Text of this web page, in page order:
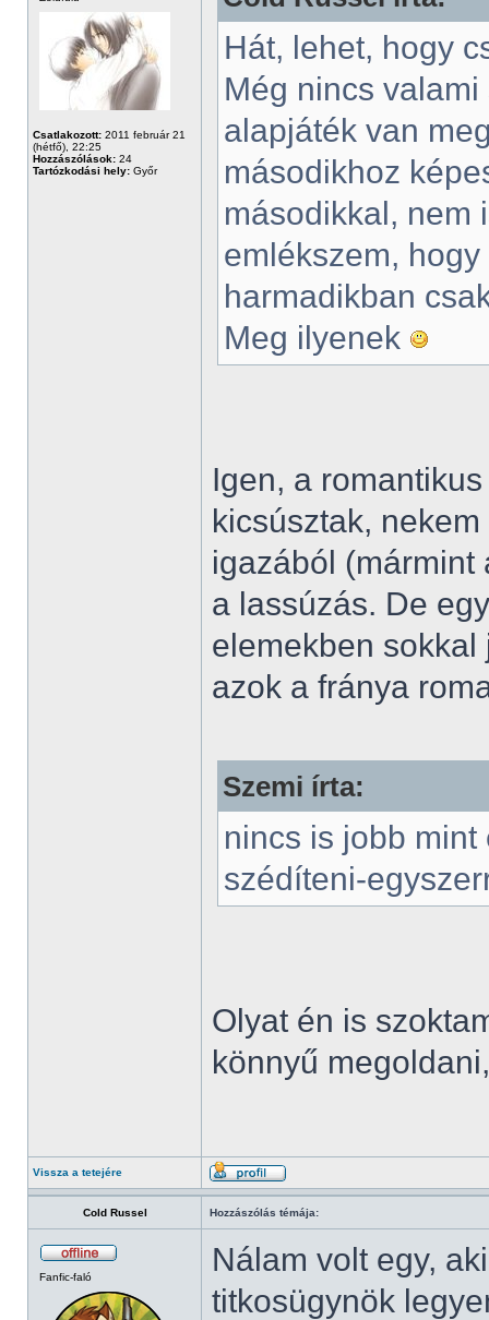
Csatlakozott: 2011 február 21
(hétfő), 22:25
Hozzászólások: 24
Tartózkodási hely: Győr
Hát, lehet, hogy
Még nincs
alapjáték van
másodikhoz
másodikkal, nem
emlékszem,
harmadikban
Meg ilyenek
Igen, a
kicsúsztak,
igazából (mármint
a lassúzás. De
elemekben
azok a fránya
Szemi írta:
nincs is jobb
szédíteni-
Olyat én is
könnyű
Vissza a tetejére
Cold Russel Hozzászólás témája:
Fanfic-faló
Nálam volt egy,
titkosügynök